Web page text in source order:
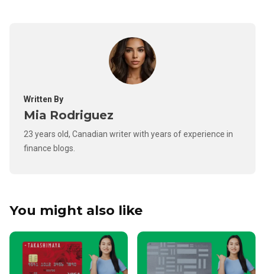
Written By
Mia Rodriguez
23 years old, Canadian writer with years of experience in
finance blogs.
You might also like